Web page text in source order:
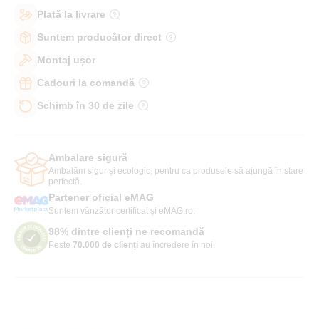
Plată la livrare
Suntem producător direct
Montaj ușor
Cadouri la comandă
Schimb în 30 de zile
Ambalare sigură
Ambalăm sigur și ecologic, pentru ca produsele să ajungă în stare
perfectă.
Partener oficial eMAG
Suntem vânzător certificat și eMAG.ro.
98% dintre clienți ne recomandă
Peste 70.000 de clienți au încredere în noi.